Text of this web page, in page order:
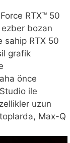
RTX™ 50
ezber bozan
sahip RTX 50
grafik
önce
ile
uzun
Max-Q